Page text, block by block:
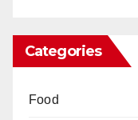
Categories
Food